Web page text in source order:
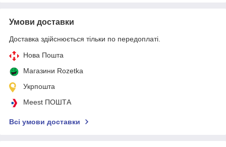
Умови доставки
Доставка здійснюється тільки по передоплаті.
Нова Пошта
Магазини Rozetka
Укрпошта
Meest ПОШТА
Всі умови доставки